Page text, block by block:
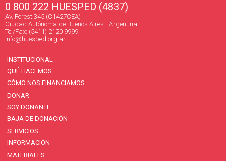
0 800 222 HUESPED (4837)
Av. Forest 345 (C1427CEA)
Ciudad Autónoma de Buenos Aires - Argentina
Tel/Fax: (5411) 2120 9999
info@huesped.org.ar
INSTITUCIONAL
QUÉ HACEMOS
CÓMO NOS FINANCIAMOS
DONAR
SOY DONANTE
BAJA DE DONACIÓN
SERVICIOS
INFORMACIÓN
MATERIALES